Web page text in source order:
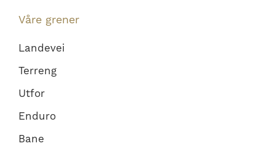
Våre grener
Landevei
Terreng
Utfor
Enduro
Bane